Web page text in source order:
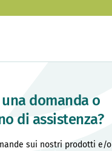
domanda o
di assistenza?
sui nostri prodotti e/o